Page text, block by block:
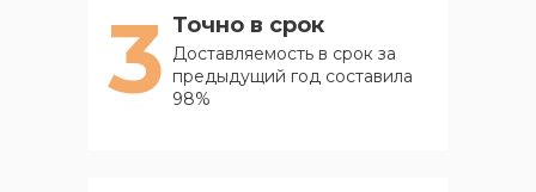
Точно в срок
Доставляемость в срок за
предыдущий год составила
98%
3